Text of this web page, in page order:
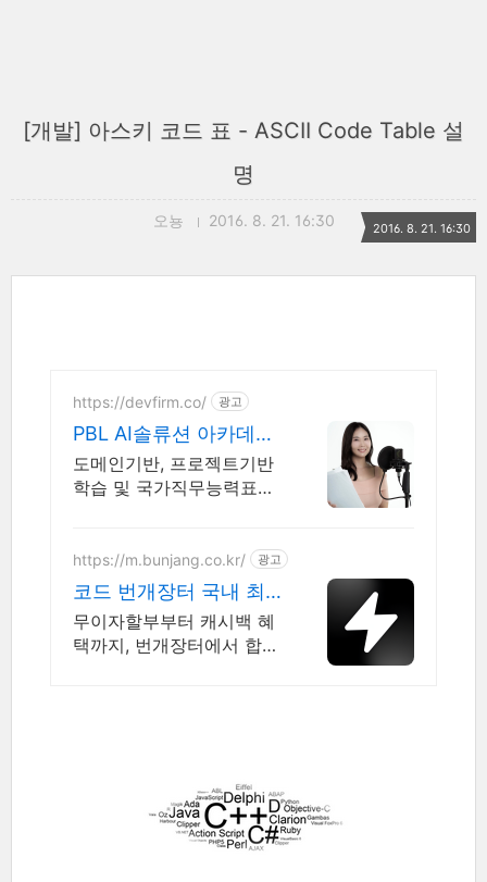
[개발] 아스키 코드 표 - ASCII Code Table 설
명
오뇽 2016. 8. 21. 16:30 2016. 8. 21. 16:30
https://devfirm.co/ 광고
PBL AI솔류션 아카데미
데브펌, 개발자들의 기
업
도메인기반, 프로젝트기반
학습 및 국가직무능력표준
https://m.bunjang.co.kr/ 광고
코드 번개장터 국내 최
대 브랜드 중고거래
무이자할부부터 캐시백 혜
택까지, 번개장터에서 합리